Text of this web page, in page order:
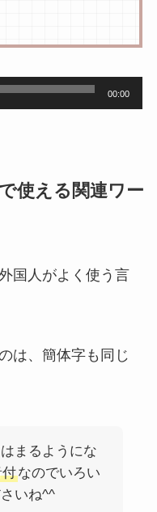
00:00
使える関連ワー
国人がよく使う言
は、簡体字も同じ
まるようにな
なのでいろい
いね^^